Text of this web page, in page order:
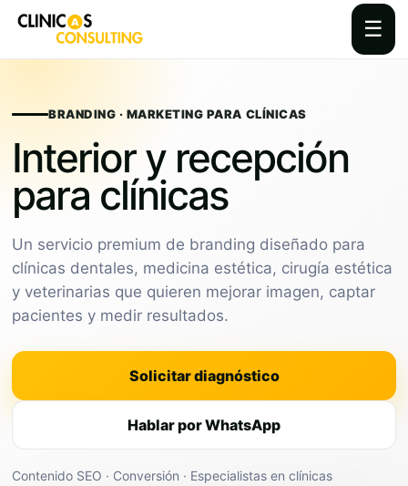
☰
contentBRANDING · MARKETING PARA CLÍNICAS
Interior y recepción
para clínicas
Un servicio premium de branding diseñado para
clínicas dentales, medicina estética, cirugía estética
y veterinarias que quieren mejorar imagen, captar
pacientes y medir resultados.
Solicitar diagnóstico
Hablar por WhatsApp
Contenido SEO · Conversión · Especialistas en clínicas